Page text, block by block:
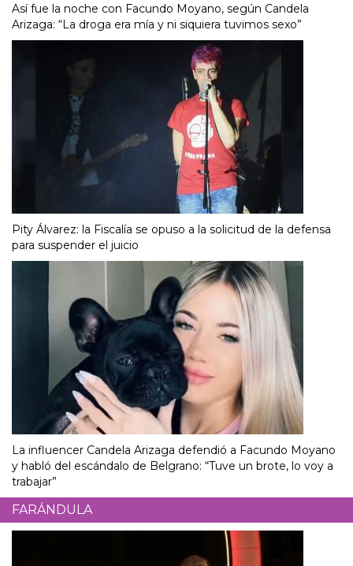
Así fue la noche con Facundo Moyano, según Candela
Arizaga: “La droga era mía y ni siquiera tuvimos sexo”
Pity Álvarez: la Fiscalía se opuso a la solicitud de la defensa
para suspender el juicio
La influencer Candela Arizaga defendió a Facundo Moyano
y habló del escándalo de Belgrano: “Tuve un brote, lo voy a
trabajar”
FARÁNDULA